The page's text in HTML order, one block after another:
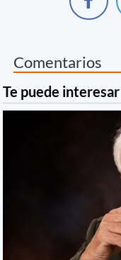
Comentarios